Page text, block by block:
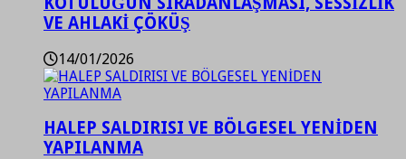
VE AHLAKİ ÇÖKÜŞ
14/01/2026
HALEP SALDIRISI VE BÖLGESEL YENİDEN
YAPILANMA